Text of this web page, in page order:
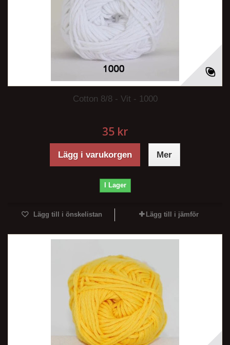
Cotton 8/8 - Vit - 1000
35 kr
Lägg i varukorgen Mer
I Lager
Lägg till i önskelistan Lägg till i jämför